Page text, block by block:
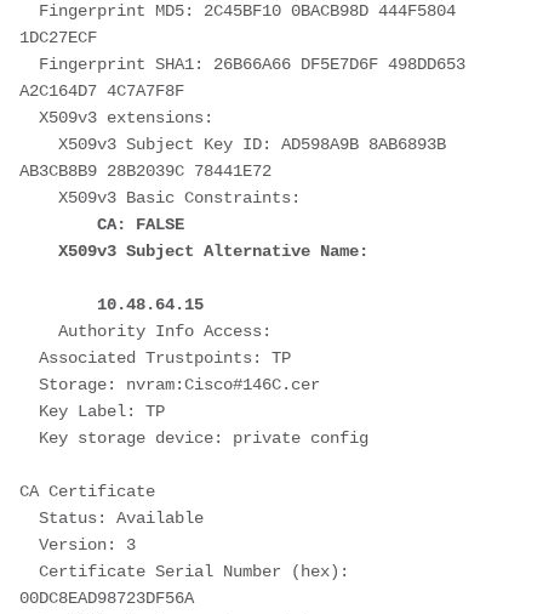
Fingerprint MD5: 2C45BF10 0BACB98D 444F5804
1DC27ECF
Fingerprint SHA1: 26B66A66 DF5E7D6F 498DD653
A2C164D7 4C7A7F8F
X509v3 extensions:
X509v3 Subject Key ID: AD598A9B 8AB6893B
AB3CB8B9 28B2039C 78441E72
X509v3 Basic Constraints:
CA: FALSE
X509v3 Subject Alternative Name:
10.48.64.15
Authority Info Access:
Associated Trustpoints: TP
Storage: nvram:Cisco#146C.cer
Key Label: TP
Key storage device: private config
CA Certificate
Status: Available
Version: 3
Certificate Serial Number (hex):
00DC8EAD98723DF56A